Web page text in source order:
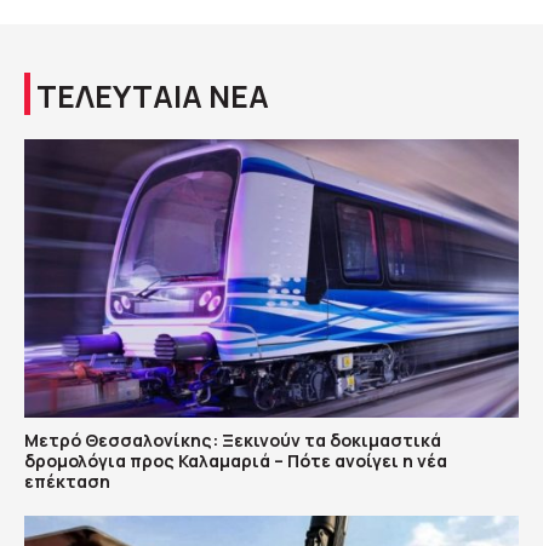
ΤΕΛΕΥΤΑΙΑ ΝΕΑ
Μετρό Θεσσαλονίκης: Ξεκινούν τα δοκιμαστικά
δρομολόγια προς Καλαμαριά – Πότε ανοίγει η νέα
επέκταση